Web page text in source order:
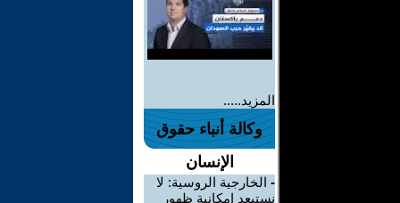
المزيد.....
وكالة أنباء حقوق
الإنسان
- الخارجية الروسية: لا
نستبعد إمكانية ظهور